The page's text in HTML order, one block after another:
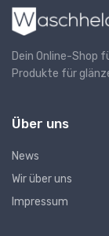
Dein Online-Shop
Produkte für
Über uns
News
Wir über uns
Impressum